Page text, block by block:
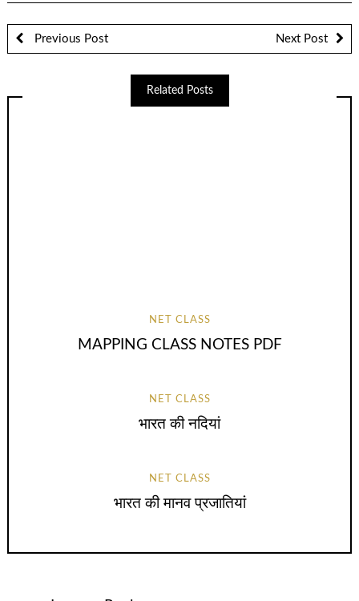
Previous Post Next Post
Related Posts
NET CLASS
MAPPING CLASS NOTES PDF
NET CLASS
भारत की नदियां
NET CLASS
भारत की मानव प्रजातियां